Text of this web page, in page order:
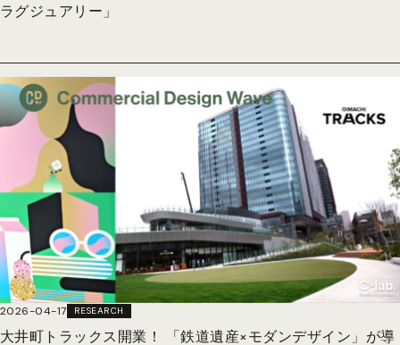
ラグジュアリー」
2026-04-17 RESEARCH
大井町トラックス開業！ 「鉄道遺産×モダンデザイン」が導